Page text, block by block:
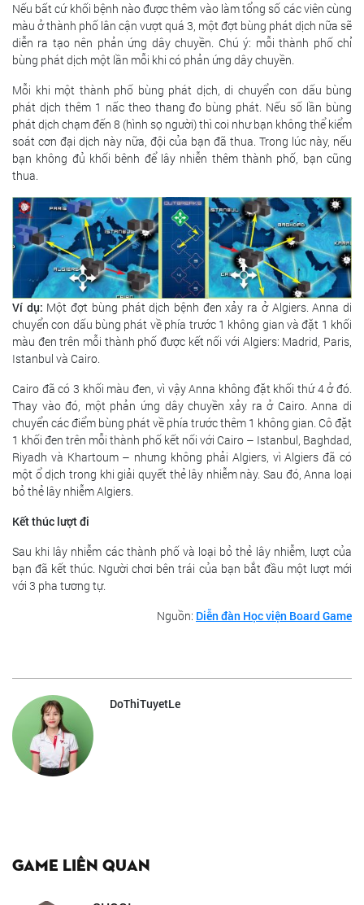
Nếu bất cứ khối bệnh nào được thêm vào làm tổng số các viên cùng
màu ở thành phố lân cận vượt quá 3, một đợt bùng phát dịch nữa sẽ
diễn ra tạo nên phản ứng dây chuyền. Chú ý: mỗi thành phố chỉ
bùng phát dịch một lần mỗi khi có phản ứng dây chuyền.
Mỗi khi một thành phố bùng phát dịch, di chuyển con dấu bùng
phát dịch thêm 1 nấc theo thang đo bùng phát. Nếu số lần bùng
phát dịch chạm đến 8 (hình sọ người) thì coi như bạn không thể kiểm
soát cơn đại dịch này nữa, đội của bạn đã thua. Trong lúc này, nếu
bạn không đủ khối bênh để lây nhiễn thêm thành phố, bạn cũng
thua.
Ví dụ: Một đợt bùng phát dịch bệnh đen xảy ra ở Algiers. Anna di
chuyển con dấu bùng phát về phía trước 1 không gian và đặt 1 khối
màu đen trên mỗi thành phố được kết nối với Algiers: Madrid, Paris,
Istanbul và Cairo.
Cairo đã có 3 khối màu đen, vì vậy Anna không đặt khối thứ 4 ở đó.
Thay vào đó, một phản ứng dây chuyền xảy ra ở Cairo. Anna di
chuyển các điểm bùng phát về phía trước thêm 1 không gian. Cô đặt
1 khối đen trên mỗi thành phố kết nối với Cairo – Istanbul, Baghdad,
Riyadh và Khartoum – nhưng không phải Algiers, vì Algiers đã có
một ổ dịch trong khi giải quyết thẻ lây nhiễm này. Sau đó, Anna loại
bỏ thẻ lây nhiễm Algiers.
Kết thúc lượt đi
Sau khi lây nhiễm các thành phố và loại bỏ thẻ lây nhiễm, lượt của
bạn đã kết thúc. Người chơi bên trái của bạn bắt đầu một lượt mới
với 3 pha tương tự.
Nguồn: Diễn đàn Học viện Board Game
DoThiTuyetLe
Game liên quan